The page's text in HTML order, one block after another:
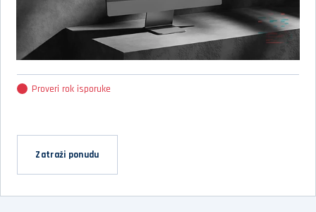
Proveri rok isporuke
Zatraži ponudu